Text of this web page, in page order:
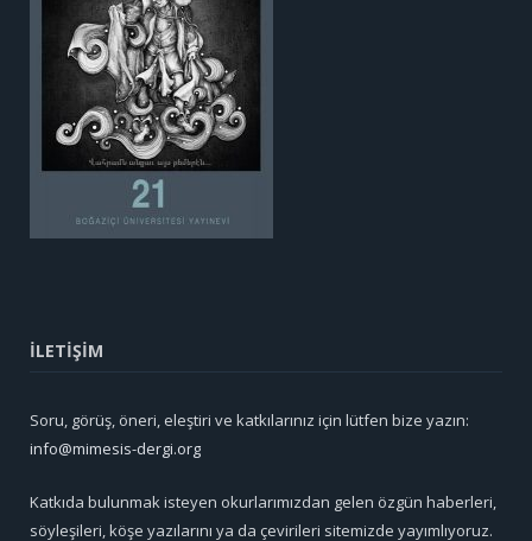
İLETİŞİM
Soru, görüş, öneri, eleştiri ve katkılarınız için lütfen bize yazın:
info@mimesis-dergi.org
Katkıda bulunmak isteyen okurlarımızdan gelen özgün haberleri,
söyleşileri, köşe yazılarını ya da çevirileri sitemizde yayımlıyoruz.